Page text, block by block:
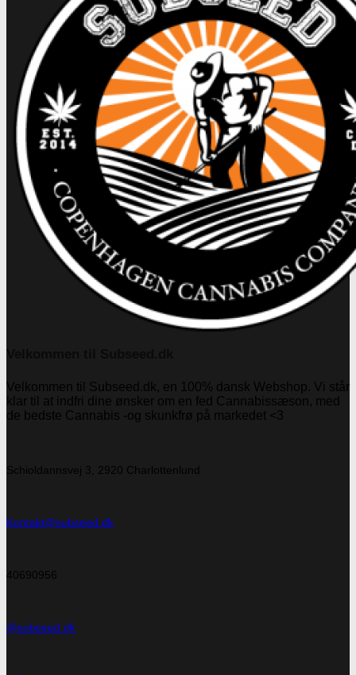
Velkommen til Subseed.dk, en 100% dansk Webshop. Vi står
klar til at indfri dine ønsker om en fed Cannabissæson, med
de bedste Cannabis -og skunkfrø på markedet <3
Schioldannsvej 3, 2920 Charlottenlund
Kontakt@subseed.dk
40690956
@subseed.dk